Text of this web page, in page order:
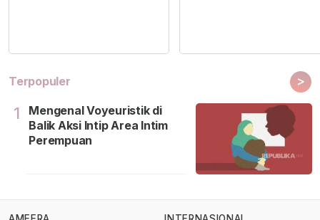
Terpopuler >
1
Mengenal Voyeuristik di
Balik Aksi Intip Area Intim
Perempuan